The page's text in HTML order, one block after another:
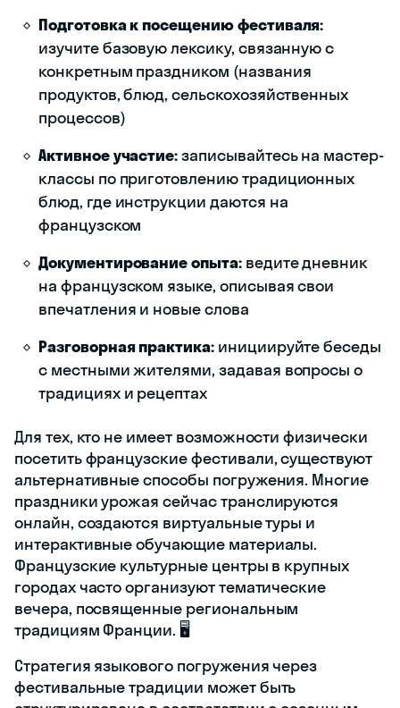
Подготовка к посещению фестиваля:
изучите базовую лексику, связанную с
конкретным праздником (названия
продуктов, блюд, сельскохозяйственных
процессов)
Активное участие:записывайтесь на мастер-
классы по приготовлению традиционных
блюд, где инструкции даются на
французском
Документирование опыта:ведите дневник
на французском языке, описывая свои
впечатления и новые слова
Разговорная практика:инициируйте беседы
с местными жителями, задавая вопросы о
традициях и рецептах
Для тех, кто не имеет возможности физически
посетить французские фестивали, существуют
альтернативные способы погружения. Многие
праздники урожая сейчас транслируются
онлайн, создаются виртуальные туры и
интерактивные обучающие материалы.
Французские культурные центры в крупных
городах часто организуют тематические
вечера, посвященные региональным
традициям Франции. 🖥️
Стратегия языкового погружения через
фестивальные традиции может быть